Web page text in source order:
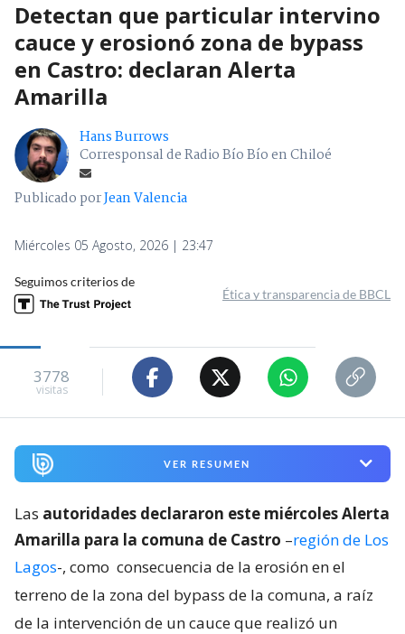
Detectan que particular intervino
cauce y erosionó zona de bypass
en Castro: declaran Alerta
Amarilla
Hans Burrows
Corresponsal de Radio Bío Bío en Chiloé
Publicado porJean Valencia
Miércoles 05 Agosto, 2026 | 23:47
Seguimos criterios de
Ética y transparencia de BBCL
3778
visitas
VER RESUMEN
Las autoridades declararon este miércoles Alerta
Amarilla para la comuna de Castro –región de Los
Lagos-, como consecuencia de la erosión en el
terreno de la zona del bypass de la comuna, a raíz
de la intervención de un cauce que realizó un